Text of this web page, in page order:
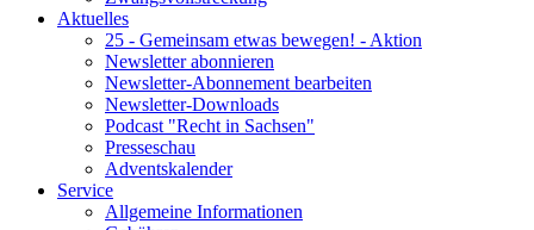
Aktuelles
25 - Gemeinsam etwas bewegen! - Aktion
Newsletter abonnieren
Newsletter-Abonnement bearbeiten
Newsletter-Downloads
Podcast "Recht in Sachsen"
Presseschau
Adventskalender
Service
Allgemeine Informationen